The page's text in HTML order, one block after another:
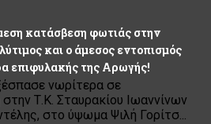
κατάσβεση φωτιάς στην
και ο άμεσος εντοπισμός
επιφυλακής της Αρωγής!
νωρίτερα σε
Τ.Κ. Σταυρακίου Ιωαννίνων
στο ύψωμα Ψιλή Γορίτσ...